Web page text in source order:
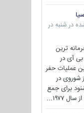
در شنبه در
ترین
آی در
عملیات حفر
شوروی در
برای جمع
۱۹۷۷...